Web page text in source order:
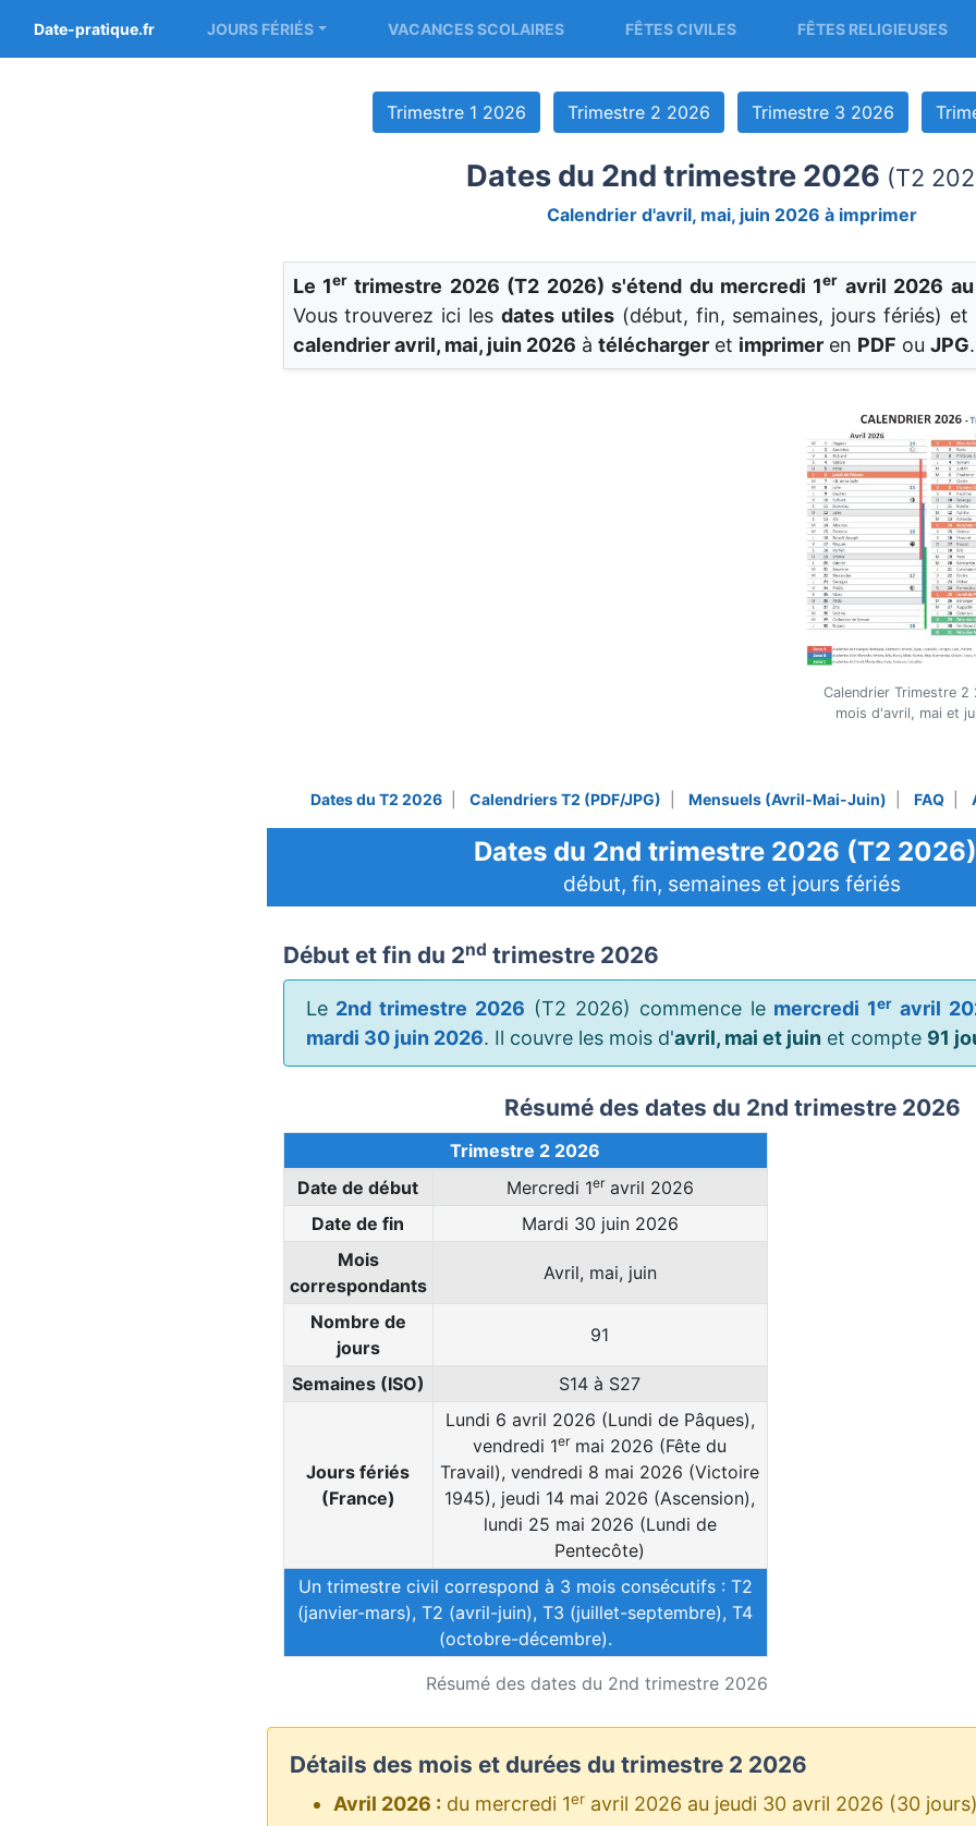
Date-pratique.fr JOURS FÉRIÉS VACANCES SCOLAIRES FÊTES CIVILES FÊTES RELIGIEUSES
Trimestre 1 2026 Trimestre 2 2026 Trimestre 3 2026
Dates du 2nd trimestre 2026 (T2
Calendrier d'avril, mai, juin 2026 à imprimer
Le 1ertrimestre 2026 (T2 2026) s'étend du mercredi 1er avril 2026
Vous trouverez ici les dates utiles(début, fin, semaines, jours fériés) et
calendrier avril, mai, juin 2026 à téléchargeret imprimeren PDF ou JPG.
Calendrier Trimestre
mois d'avril, mai et
Dates du T2 2026 Calendriers T2 (PDF/JPG) Mensuels (Avril-Mai-Juin) FAQ
Dates du 2nd trimestre 2026 (T2
début, fin, semaines et jours fériés
Début et fin du 2nd trimestre 2026
Le 2nd trimestre 2026 (T2 2026) commence le mercredi 1er avril
mardi 30 juin 2026. Il couvre les mois d'avril, mai et juinet compte 91
Résumé des dates du 2nd trimestre 2026
Résumé des dates du 2nd trimestre 2026
Trimestre 2 2026
Date de début
Mercredi 1eravril 2026
Date de fin
Mardi 30 juin 2026
Mois
correspondants
Avril, mai, juin
Nombre de
jours
91
Semaines (ISO) S14 à S27
Jours fériés
(France)
Lundi 6 avril 2026 (Lundi de Pâques),
vendredi 1ermai 2026 (Fête du
Travail), vendredi 8 mai 2026 (Victoire
1945), jeudi 14 mai 2026 (Ascension),
lundi 25 mai 2026 (Lundi de
Pentecôte)
Un trimestre civil correspond à 3 mois consécutifs : T2
(janvier-mars), T2 (avril-juin), T3 (juillet-septembre), T4
(octobre-décembre).
Détails des mois et durées du trimestre 2 2026
Avril 2026 : du mercredi 1eravril 2026 au jeudi 30 avril 2026 (30